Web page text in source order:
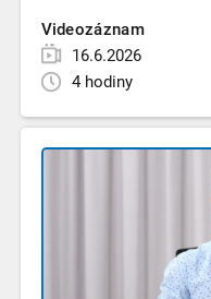
Videozáznam
16.6.2026
4 hodiny